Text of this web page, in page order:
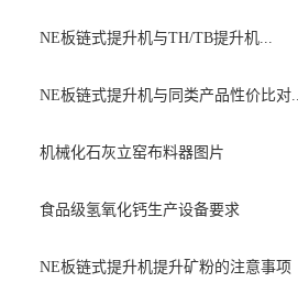
NE板链式提升机与TH/TB提升机...
NE板链式提升机与同类产品性价比对...
机械化石灰立窑布料器图片
食品级氢氧化钙生产设备要求
NE板链式提升机提升矿粉的注意事项